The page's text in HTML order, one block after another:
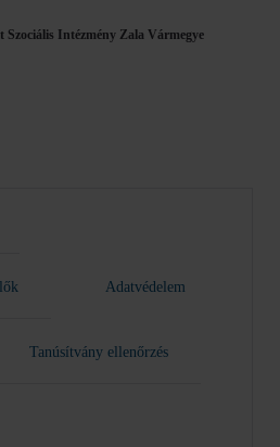
Szociális Intézmény Zala Vármegye
Adatvédelem
Tanúsítvány ellenőrzés